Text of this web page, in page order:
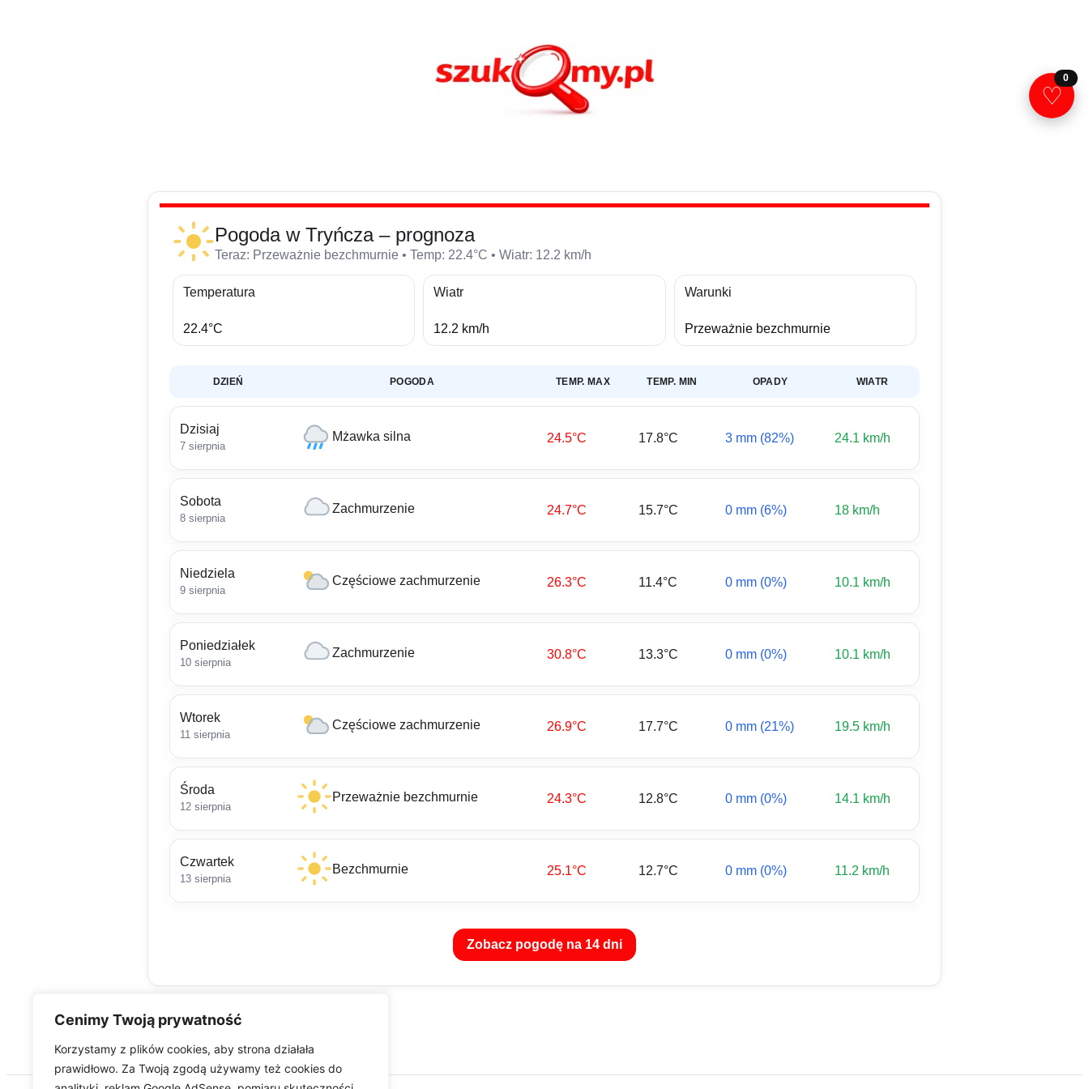
Cenimy Twoją prywatność
Korzystamy z plików cookies, aby strona działała
prawidłowo. Za Twoją zgodą używamy też cookies do
Pogoda w Tryńcza – prognoza
Teraz: Przeważnie bezchmurnie • Temp: 22.4°C • Wiatr: 12.2 km/h
Temperatura
22.4°C
Wiatr
12.2 km/h
Warunki
Przeważnie bezchmurnie
DZIEŃ POGODA TEMP. MAX TEMP. MIN OPADY WIATR
Dzisiaj
7 sierpnia
Mżawka silna 24.5°C 17.8°C 3 mm (82%) 24.1 km/h
Sobota
8 sierpnia
Zachmurzenie 24.7°C 15.7°C 0 mm (6%) 18 km/h
Niedziela
9 sierpnia
Częściowe zachmurzenie 26.3°C 11.4°C 0 mm (0%) 10.1 km/h
Poniedziałek
10 sierpnia
Zachmurzenie 30.8°C 13.3°C 0 mm (0%) 10.1 km/h
Wtorek
11 sierpnia
Częściowe zachmurzenie 26.9°C 17.7°C 0 mm (21%) 19.5 km/h
Środa
12 sierpnia
Przeważnie bezchmurnie 24.3°C 12.8°C 0 mm (0%) 14.1 km/h
Czwartek
13 sierpnia
Bezchmurnie 25.1°C 12.7°C 0 mm (0%) 11.2 km/h
Zobacz pogodę na 14 dni
♡
0